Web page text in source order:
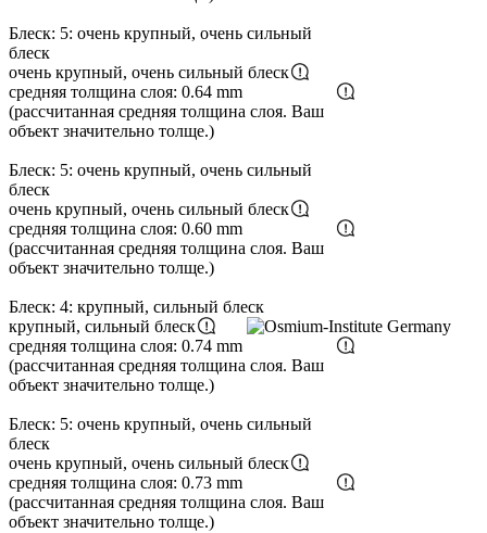
Блеск: 5: очень крупный, очень сильный
блеск
очень крупный, очень сильный блеск
средняя толщина слоя: 0.64 mm
(рассчитанная средняя толщина слоя. Ваш
объект значительно толще.)
Блеск: 5: очень крупный, очень сильный
блеск
очень крупный, очень сильный блеск
средняя толщина слоя: 0.60 mm
(рассчитанная средняя толщина слоя. Ваш
объект значительно толще.)
Блеск: 4: крупный, сильный блеск
крупный, сильный блеск
средняя толщина слоя: 0.74 mm
(рассчитанная средняя толщина слоя. Ваш
объект значительно толще.)
Блеск: 5: очень крупный, очень сильный
блеск
очень крупный, очень сильный блеск
средняя толщина слоя: 0.73 mm
(рассчитанная средняя толщина слоя. Ваш
объект значительно толще.)